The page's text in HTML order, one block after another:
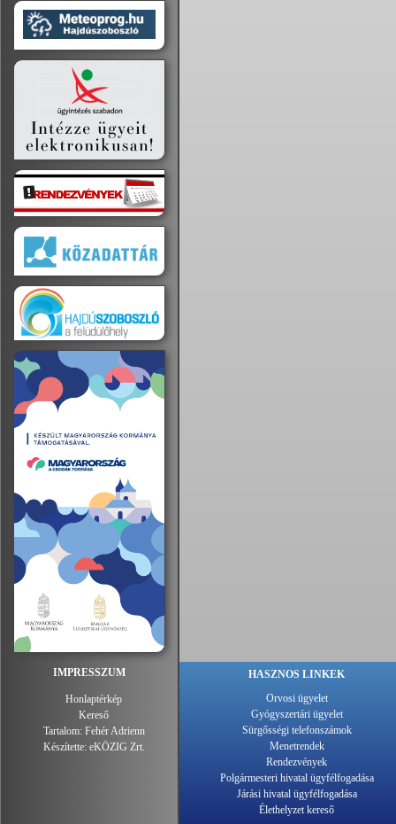
IMPRESSZUM
Honlaptérkép
Kereső
Tartalom: Fehér Adrienn
Készítette: eKÖZIG Zrt.
HASZNOS LINKEK
Orvosi ügyelet
Gyógyszertári ügyelet
Sürgősségi telefonszámok
Menetrendek
Rendezvények
Polgármesteri hivatal ügyfélfogadása
Járási hivatal ügyfélfogadása
Élethelyzet kereső